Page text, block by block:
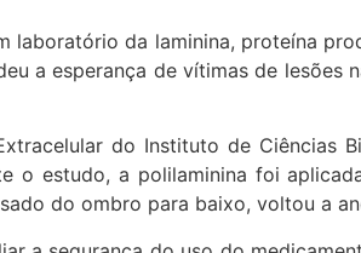
laboratório da laminina, proteína
a esperança de vítimas de lesões
do Instituto de Ciências
o estudo, a polilaminina foi
do ombro para baixo, voltou a